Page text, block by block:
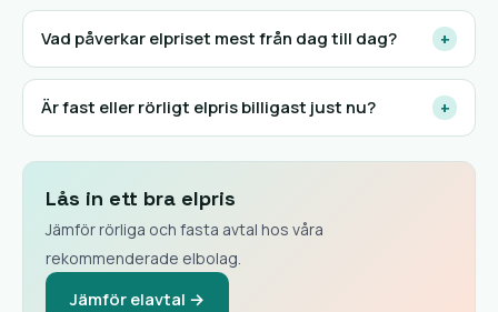
Vad påverkar elpriset mest från dag till dag? +
Är fast eller rörligt elpris billigast just nu? +
Lås in ett bra elpris
Jämför rörliga och fasta avtal hos våra
rekommenderade elbolag.
Jämför elavtal →